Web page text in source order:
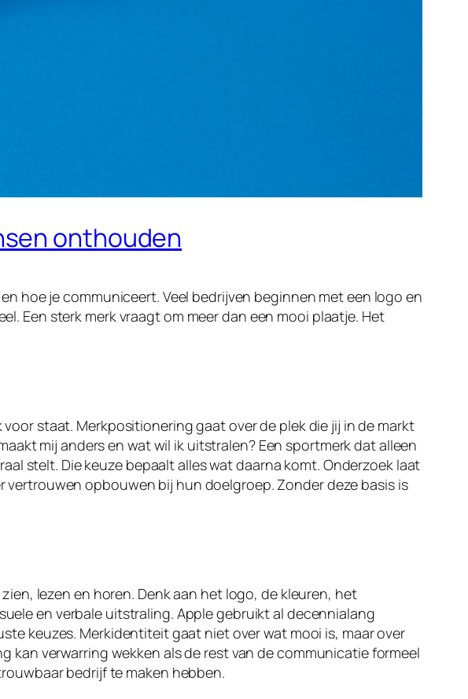
onthouden
hoe je communiceert. Veel bedrijven beginnen met een logo en
Een sterk merk vraagt om meer dan een mooi plaatje. Het
staat. Merkpositionering gaat over de plek die jij in de markt
mij anders en wat wil ik uitstralen? Een sportmerk dat alleen
stelt. Die keuze bepaalt alles wat daarna komt. Onderzoek laat
vertrouwen opbouwen bij hun doelgroep. Zonder deze basis is
lezen en horen. Denk aan het logo, de kleuren, het
en verbale uitstraling. Apple gebruikt al decennialang
keuzes. Merkidentiteit gaat niet over wat mooi is, maar over
verwarring wekken als de rest van de communicatie formeel
bedrijf te maken hebben.